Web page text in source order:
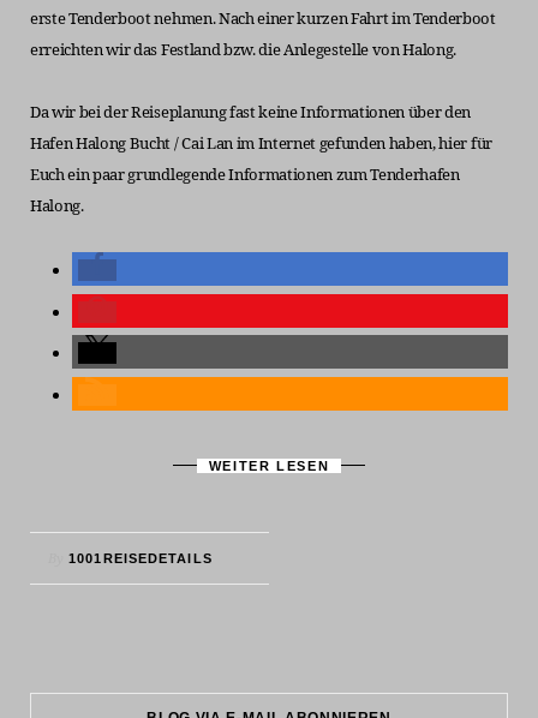
erste Tenderboot nehmen. Nach einer kurzen Fahrt im Tenderboot
erreichten wir das Festland bzw. die Anlegestelle von Halong.
Da wir bei der Reiseplanung fast keine Informationen über den
Hafen Halong Bucht / Cai Lan im Internet gefunden haben, hier für
Euch ein paar grundlegende Informationen zum Tenderhafen
Halong.
WEITER LESEN
1001REISEDETAILS